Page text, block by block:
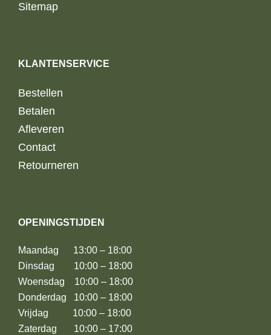
Sitemap
KLANTENSERVICE
Bestellen
Betalen
Afleveren
Contact
Retourneren
OPENINGSTIJDEN
Maandag 13:00 – 18:00
Dinsdag 10:00 – 18:00
Woensdag 10:00 – 18:00
Donderdag 10:00 – 18:00
Vrijdag 10:00 – 18:00
Zaterdag 10:00 – 17:00